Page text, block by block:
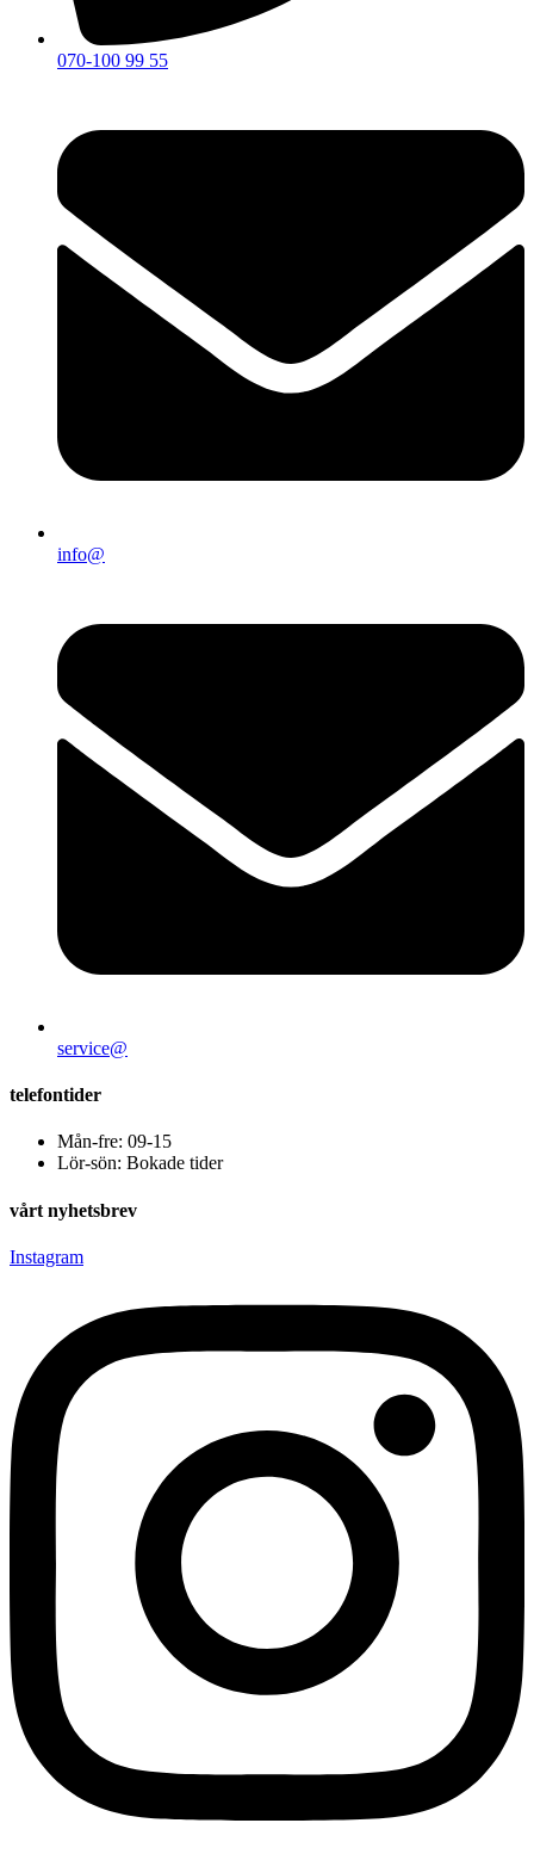
070-100 99 55
info@
service@
telefontider
Mån-fre: 09-15
Lör-sön: Bokade tider
vårt nyhetsbrev
Instagram